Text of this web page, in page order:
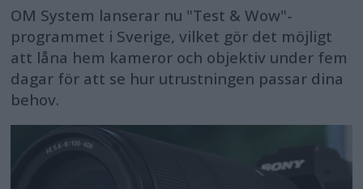
OM System lanserar nu "Test & Wow"-
programmet i Sverige, vilket gör det möjligt
att låna hem kameror och objektiv under fem
dagar för att se hur utrustningen passar dina
behov.